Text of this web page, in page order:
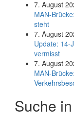
7. August
MAN-
steht
7. August
Update: 14-
vermisst
7. August
MAN-
Suche